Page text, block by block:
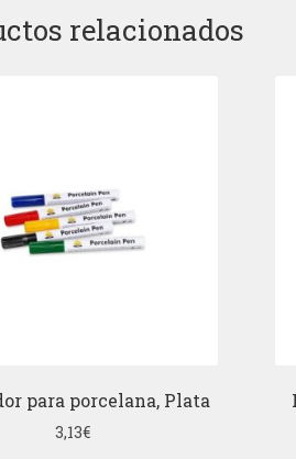
relacionados
para porcelana, Plata
3,13€